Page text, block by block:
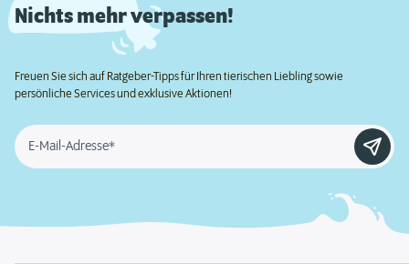
Nichts mehr verpassen!
Freuen Sie sich auf Ratgeber-Tipps für Ihren tierischen Liebling sowie
persönliche Services und exklusive Aktionen!
E-Mail-Adresse*